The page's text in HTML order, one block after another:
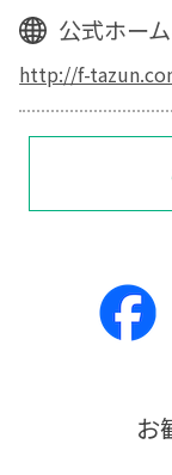
公式ホー
http://f-
お